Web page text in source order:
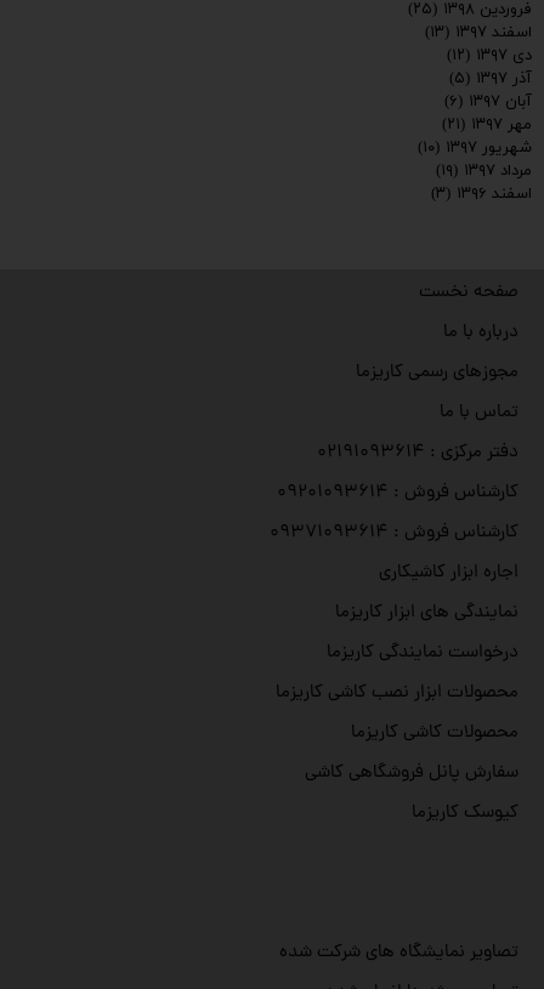
فروردین ۱۳۹۸
(۲۵)
اسفند ۱۳۹۷
(۱۳)
دی ۱۳۹۷
(۱۲)
آذر ۱۳۹۷
(۵)
آبان ۱۳۹۷
(۶)
مهر ۱۳۹۷
(۲۱)
شهریور ۱۳۹۷
(۱۰)
مرداد ۱۳۹۷
(۱۹)
اسفند ۱۳۹۶
(۳)
تصاویر نمایشگاه های شرکت شده
صفحه نخست
درباره با ما
مجوزهای رسمی کاریزما
تماس با ما
دفتر مرکزی : ۰۲۱۹۱۰۹۳۶۱۴
کارشناس فروش : ۰۹۲۰۱۰۹۳۶۱۴
کارشناس فروش : ۰۹۳۷۱۰۹۳۶۱۴
اجاره ابزار کاشیکاری
نمایندگی های ابزار کاریزما
درخواست نمایندگی کاریزما
محصولات ابزار نصب کاشی کاریزما
محصولات کاشی کاریزما
سفارش پانل فروشگاهی کاشی
کیوسک کاریزما